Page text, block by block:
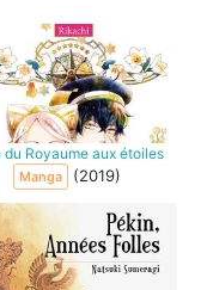
du Royaume aux étoiles
Manga (2019)